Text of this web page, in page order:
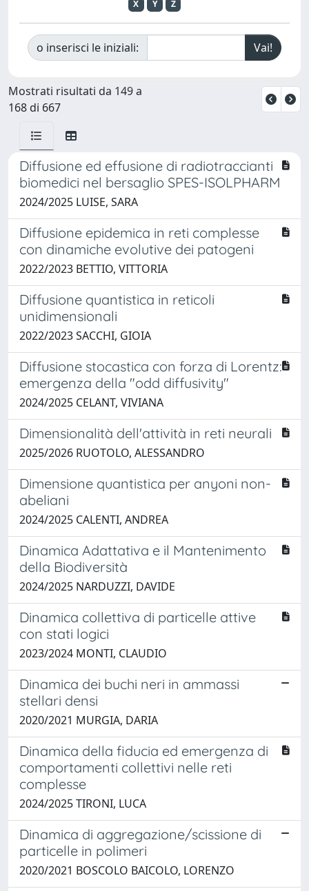
X
Y Z
o inserisci le iniziali:
Mostrati risultati da 149 a
168 di 667
Diffusione ed effusione di radiotraccianti
biomedici nel bersaglio SPES-ISOLPHARM
2024/2025 LUISE, SARA
Diffusione epidemica in reti complesse
con dinamiche evolutive dei patogeni
2022/2023 BETTIO, VITTORIA
Diffusione quantistica in reticoli
unidimensionali
2022/2023 SACCHI, GIOIA
Diffusione stocastica con forza di Lorentz:
emergenza della "odd diffusivity"
2024/2025 CELANT, VIVIANA
Dimensionalità dell'attività in reti neurali
2025/2026 RUOTOLO, ALESSANDRO
Dimensione quantistica per anyoni non-
abeliani
2024/2025 CALENTI, ANDREA
Dinamica Adattativa e il Mantenimento
della Biodiversità
2024/2025 NARDUZZI, DAVIDE
Dinamica collettiva di particelle attive
con stati logici
2023/2024 MONTI, CLAUDIO
Dinamica dei buchi neri in ammassi
stellari densi
2020/2021 MURGIA, DARIA
Dinamica della fiducia ed emergenza di
comportamenti collettivi nelle reti
complesse
2024/2025 TIRONI, LUCA
Dinamica di aggregazione/scissione di
particelle in polimeri
2020/2021 BOSCOLO BAICOLO, LORENZO